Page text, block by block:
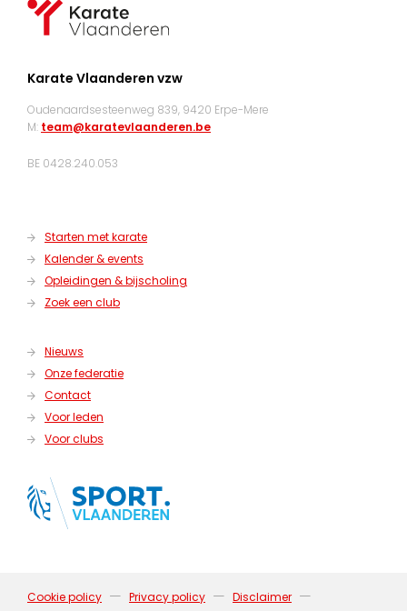
Karate Vlaanderen vzw
Oudenaardsesteenweg 839, 9420 Erpe-Mere
M: team@karatevlaanderen.be
BE 0428.240.053
Starten met karate
Kalender & events
Opleidingen & bijscholing
Zoek een club
Nieuws
Onze federatie
Contact
Voor leden
Voor clubs
Cookie policy — Privacy policy — Disclaimer —